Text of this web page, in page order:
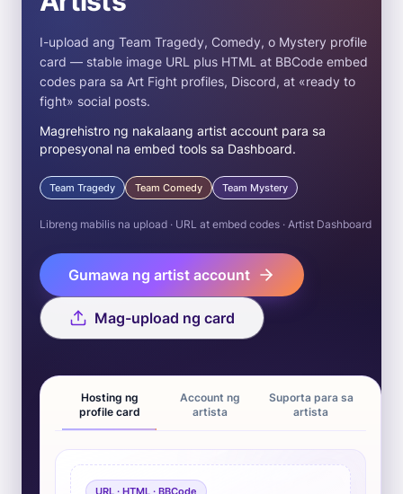
I-upload ang Team Tragedy, Comedy, o Mystery profile
card — stable image URL plus HTML at BBCode embed
codes para sa Art Fight profiles, Discord, at «ready to
fight» social posts.
Magrehistro ng nakalaang artist account para sa
propesyonal na embed tools sa Dashboard.
Team Tragedy Team Comedy Team Mystery
Libreng mabilis na upload · URL at embed codes · Artist Dashboard
Gumawa ng artist account
Mag-upload ng card
Hosting ng
profile card
Account ng
artista
Suporta para sa
artista
URL · HTML · BBCode